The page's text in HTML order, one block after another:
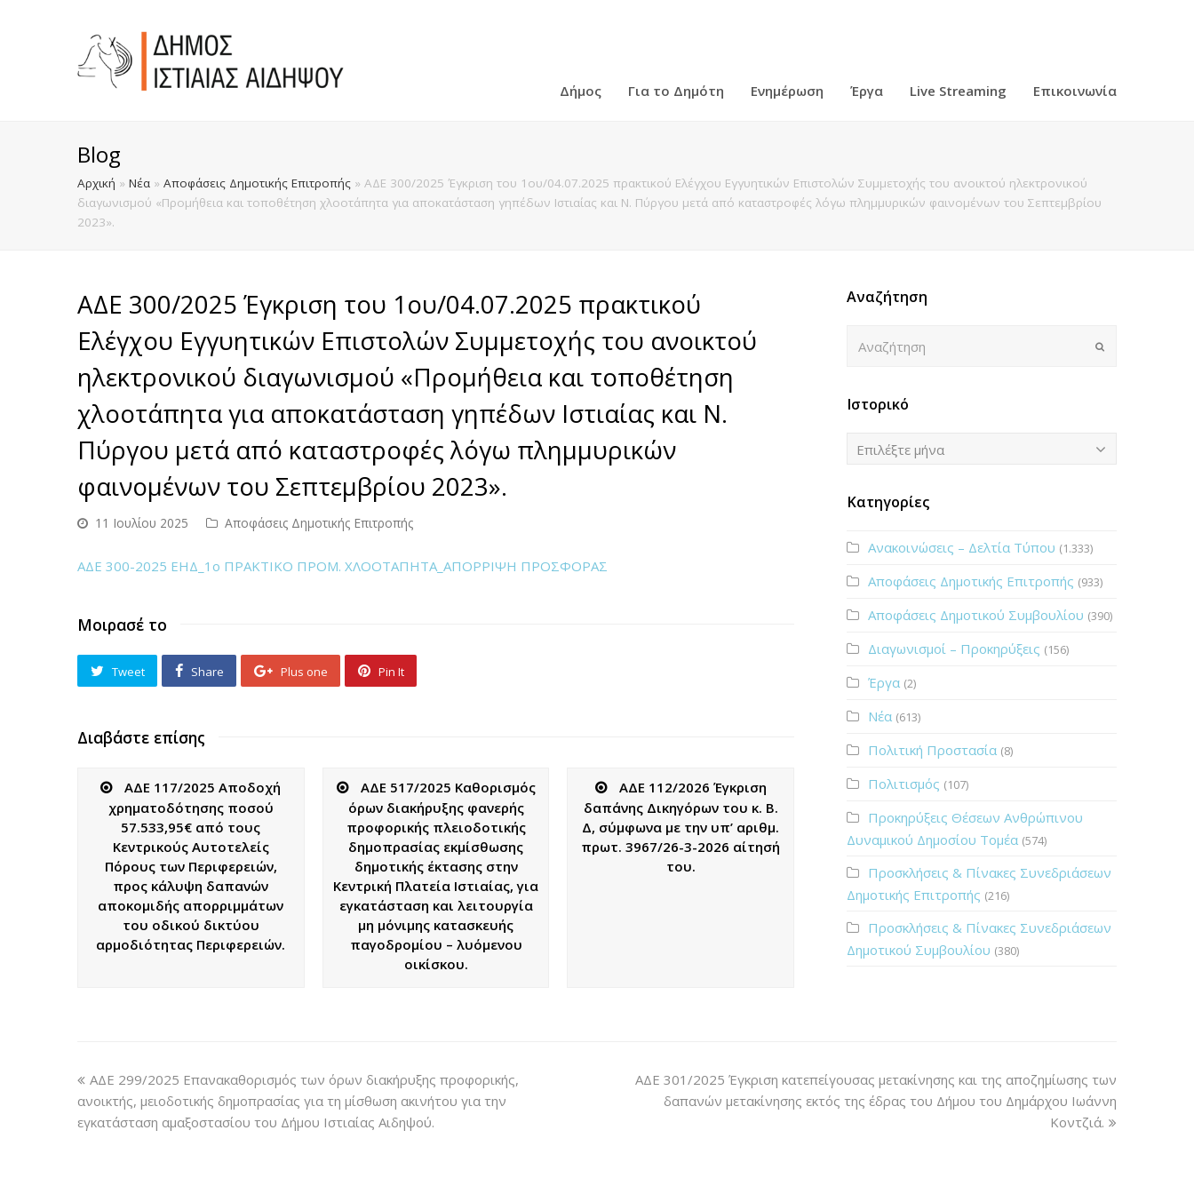
Δήμος Για το Δημότη Ενημέρωση Έργα Live Streaming Επικοινωνία
Blog
Αρχική » Νέα » Αποφάσεις Δημοτικής Επιτροπής » ΑΔΕ 300/2025 Έγκριση του 1ου/04.07.2025 πρακτικού Ελέγχου Εγγυητικών Επιστολών Συμμετοχής του ανοικτού ηλεκτρονικού
διαγωνισμού «Προμήθεια και τοποθέτηση χλοοτάπητα για αποκατάσταση γηπέδων Ιστιαίας και Ν. Πύργου μετά από καταστροφές λόγω πλημμυρικών φαινομένων του Σεπτεμβρίου
2023».
ΑΔΕ 300/2025 Έγκριση του 1ου/04.07.2025 πρακτικού
Ελέγχου Εγγυητικών Επιστολών Συμμετοχής του ανοικτού
ηλεκτρονικού διαγωνισμού «Προμήθεια και τοποθέτηση
χλοοτάπητα για αποκατάσταση γηπέδων Ιστιαίας και Ν.
Πύργου μετά από καταστροφές λόγω πλημμυρικών
φαινομένων του Σεπτεμβρίου 2023».
11 Ιουλίου 2025 Αποφάσεις Δημοτικής Επιτροπής
ΑΔΕ 300-2025 ΕΗΔ_1ο ΠΡΑΚΤΙΚΟ ΠΡΟΜ. ΧΛΟΟΤΑΠΗΤΑ_ΑΠΟΡΡΙΨΗ ΠΡΟΣΦΟΡΑΣ
Μοιρασέ το
Tweet Share Plus one Pin It
Διαβάστε επίσης
ΑΔΕ 117/2025 Αποδοχή
χρηματοδότησης ποσού
57.533,95€ από τους
Κεντρικούς Αυτοτελείς
Πόρους των Περιφερειών,
προς κάλυψη δαπανών
αποκομιδής απορριμμάτων
του οδικού δικτύου
αρμοδιότητας Περιφερειών.
ΑΔΕ 517/2025 Καθορισμός
όρων διακήρυξης φανερής
προφορικής πλειοδοτικής
δημοπρασίας εκμίσθωσης
δημοτικής έκτασης στην
Κεντρική Πλατεία Ιστιαίας, για
εγκατάσταση και λειτουργία
μη μόνιμης κατασκευής
παγοδρομίου – λυόμενου
οικίσκου.
ΑΔΕ 112/2026 Έγκριση
δαπάνης Δικηγόρων του κ. Β.
Δ, σύμφωνα με την υπ’ αριθμ.
πρωτ. 3967/26-3-2026 αίτησή
του.
Αναζήτηση
Ιστορικό
Ιστορικό
Επιλέξτε μήνα
Κατηγορίες
Ανακοινώσεις – Δελτία Τύπου (1.333)
Αποφάσεις Δημοτικής Επιτροπής (933)
Αποφάσεις Δημοτικού Συμβουλίου (390)
Διαγωνισμοί – Προκηρύξεις (156)
Έργα (2)
Νέα (613)
Πολιτική Προστασία (8)
Πολιτισμός (107)
Προκηρύξεις Θέσεων Ανθρώπινου
Δυναμικού Δημοσίου Τομέα (574)
Προσκλήσεις & Πίνακες Συνεδριάσεων
Δημοτικής Επιτροπής (216)
Προσκλήσεις & Πίνακες Συνεδριάσεων
Δημοτικού Συμβουλίου (380)
ΑΔΕ 299/2025 Επανακαθορισμός των όρων διακήρυξης προφορικής,
ανοικτής, μειοδοτικής δημοπρασίας για τη μίσθωση ακινήτου για την
εγκατάσταση αμαξοστασίου του Δήμου Ιστιαίας Αιδηψού.
ΑΔΕ 301/2025 Έγκριση κατεπείγουσας μετακίνησης και της αποζημίωσης των
δαπανών μετακίνησης εκτός της έδρας του Δήμου του Δημάρχου Ιωάννη
Κοντζιά.